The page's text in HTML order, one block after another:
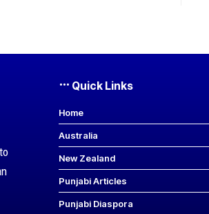
Quick Links
Home
Australia
New Zealand
Punjabi Articles
Punjabi Diaspora